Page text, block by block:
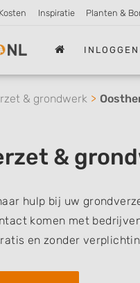
Kosten Inspiratie Planten &
INLOGGEN
& grondwerk
&
hulp bij uw
komen met
en zonder